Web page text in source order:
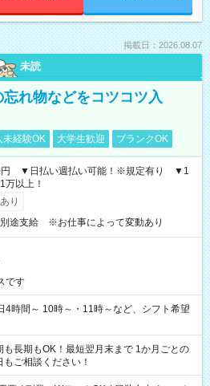
掲載日：2026.08.07
未読
忘れ物などをコツコツ入
未経験OK 大学生歓迎 ブランクOK
円 ▼日払い週払い可能！※規定有り ▼1
万以上！
り
途支給 ※お仕事によって変動あり
です
間～ 10時～・11時～など、シフト希望
も長期もOK！最短翌月末まで 1か月ごとの
ご相談ください！